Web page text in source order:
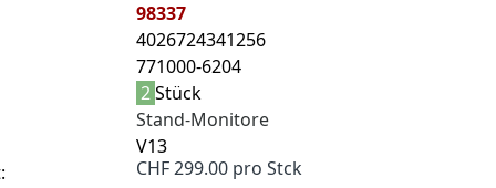
98337
4026724341256
771000-6204
2Stück
Stand-Monitore
V13
CHF 299.00 pro Stck